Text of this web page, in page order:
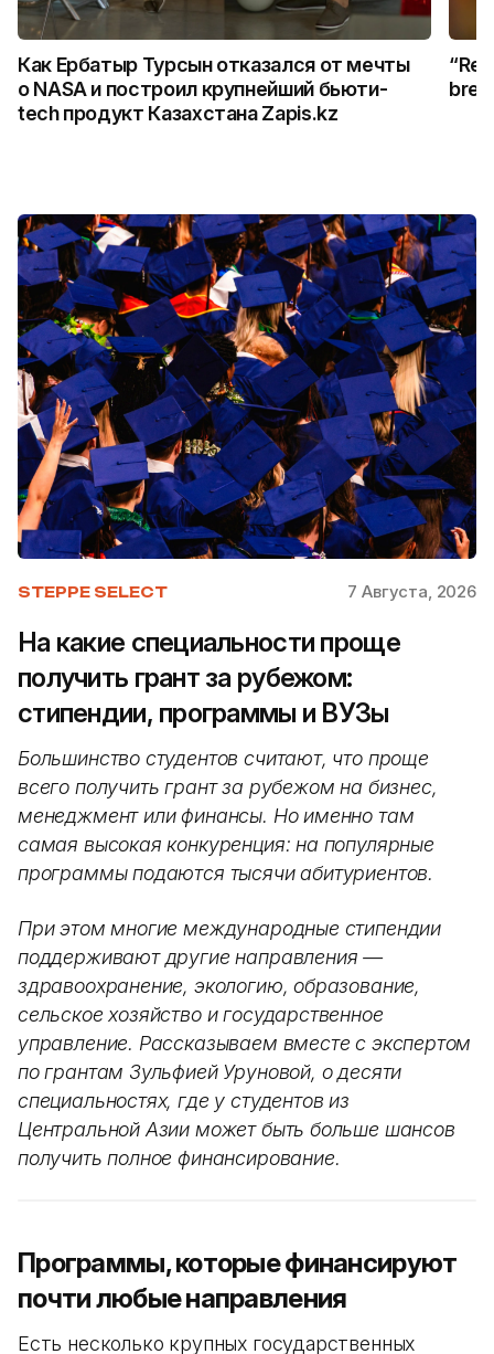
Как Ербатыр Турсын отказался от мечты
о NASA и построил крупнейший бьюти-
tech продукт Казахстана Zapis.kz
STEPPE SELECT 7 Августа, 2026
На какие специальности проще
получить грант за рубежом:
стипендии, программы и ВУЗы
Большинство студентов считают, что проще
всего получить грант за рубежом на бизнес,
менеджмент или финансы. Но именно там
самая высокая конкуренция: на популярные
программы подаются тысячи абитуриентов.
При этом многие международные стипендии
поддерживают другие направления —
здравоохранение, экологию, образование,
сельское хозяйство и государственное
управление. Рассказываем вместе с экспертом
по грантам Зульфией Уруновой, о десяти
специальностях, где у студентов из
Центральной Азии может быть больше шансов
получить полное финансирование.
Программы, которые финансируют
почти любые направления
Есть несколько крупных государственных